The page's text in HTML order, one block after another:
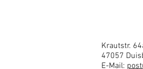
Krautstr.
47057
E-Mail: